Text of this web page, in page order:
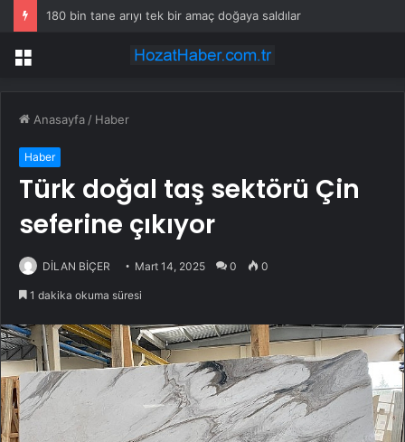
180 bin tane arıyı tek bir amaç doğaya saldılar
Menü
Anasayfa / Haber
Haber
Türk doğal taş sektörü Çin
seferine çıkıyor
DİLAN BİÇER Mart 14, 2025 0 0
1 dakika okuma süresi